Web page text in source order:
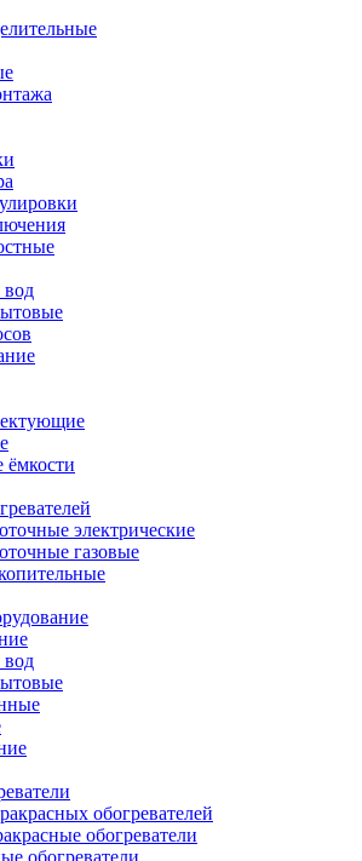
вод
электрические
газовые
вод
обогревателей
обогреватели
обогреватели